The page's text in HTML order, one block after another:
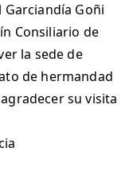
Garciandía Goñi
Consiliario de
la sede de
de hermandad
su visita